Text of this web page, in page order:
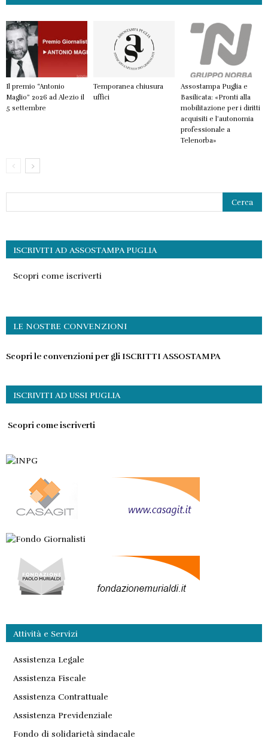
Il premio “Antonio
Maglio” 2026 ad Alezio il
5 settembre
Temporanea chiusura
uffici
Assostampa Puglia e
Basilicata: «Pronti alla
mobilitazione per i diritti
acquisiti e l’autonomia
professionale a
Telenorba»
ISCRIVITI AD ASSOSTAMPA PUGLIA
Scopri come iscriverti
LE NOSTRE CONVENZIONI
Scopri le convenzioni per gli ISCRITTI ASSOSTAMPA
ISCRIVITI AD USSI PUGLIA
Scopri come iscriverti
Attività e Servizi
Assistenza Legale
Assistenza Fiscale
Assistenza Contrattuale
Assistenza Previdenziale
Fondo di solidarietà sindacale